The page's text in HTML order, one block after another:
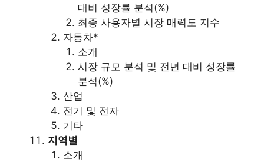
대비 성장률 분석(%)
최종 사용자별 시장 매력도 지수
자동차*
소개
시장 규모 분석 및 전년 대비 성장률
분석(%)
산업
전기 및 전자
기타
지역별
소개